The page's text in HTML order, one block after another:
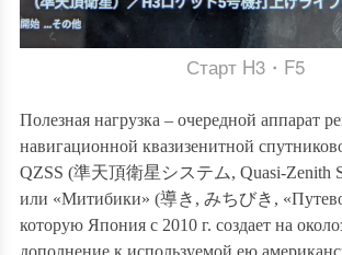
Старт H3・F5
Полезная нагрузка – очередной аппарат
навигационной квазизенитной
QZSS (準天頂衛星システム, Quasi-Zenith
или «Митибики» (導き , みちびき ,
которую Япония с 2010 г. создает на
дополнение к используемой ею